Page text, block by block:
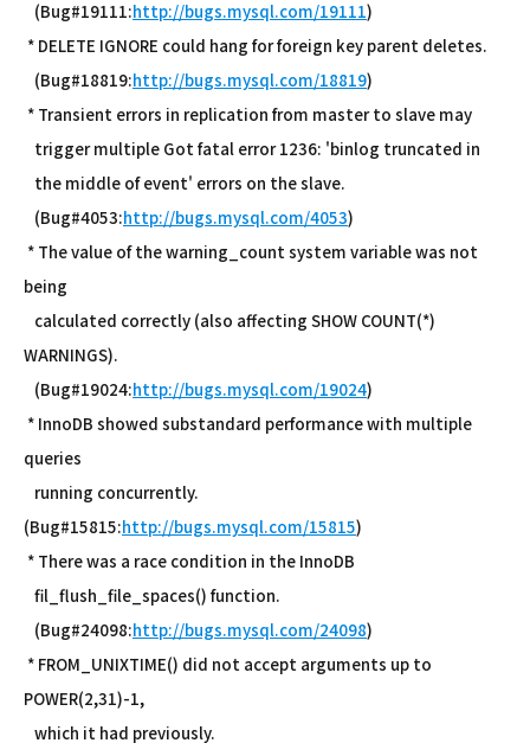
(Bug#19111:http://bugs.mysql.com/19111)
* DELETE IGNORE could hang for foreign key parent deletes.
(Bug#18819:http://bugs.mysql.com/18819)
* Transient errors in replication from master to slave may
trigger multiple Got fatal error 1236: 'binlog truncated in
the middle of event' errors on the slave.
(Bug#4053:http://bugs.mysql.com/4053)
* The value of the warning_count system variable was not
being
calculated correctly (also affecting SHOW COUNT(*)
WARNINGS).
(Bug#19024:http://bugs.mysql.com/19024)
* InnoDB showed substandard performance with multiple
queries
running concurrently.
(Bug#15815:http://bugs.mysql.com/15815)
* There was a race condition in the InnoDB
fil_flush_file_spaces() function.
(Bug#24098:http://bugs.mysql.com/24098)
* FROM_UNIXTIME() did not accept arguments up to
POWER(2,31)-1,
which it had previously.